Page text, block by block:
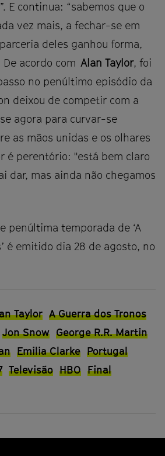
E continua: “sabemos que o
vez mais, a fechar-se em
deles ganhou forma,
De acordo com Alan Taylor, foi
no penúltimo episódio da
deixou de competir com a
agora para curvar-se
as mãos unidas e os olhares
é perentório: "está bem claro
dar, mas ainda não chegamos
penúltima temporada de ‘A
é emitido dia 28 de agosto, no
Taylor A Guerra dos Tronos
Jon Snow George R.R. Martin
Emilia Clarke Portugal
Televisão HBO Final